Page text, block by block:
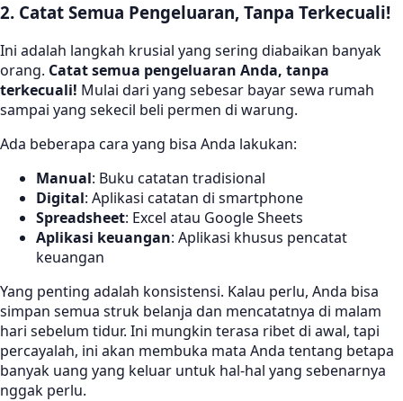
2. Catat Semua Pengeluaran, Tanpa Terkecuali!
Ini adalah langkah krusial yang sering diabaikan banyak
orang. Catat semua pengeluaran Anda, tanpa
terkecuali! Mulai dari yang sebesar bayar sewa rumah
sampai yang sekecil beli permen di warung.
Ada beberapa cara yang bisa Anda lakukan:
Manual: Buku catatan tradisional
Digital: Aplikasi catatan di smartphone
Spreadsheet: Excel atau Google Sheets
Aplikasi keuangan: Aplikasi khusus pencatat
keuangan
Yang penting adalah konsistensi. Kalau perlu, Anda bisa
simpan semua struk belanja dan mencatatnya di malam
hari sebelum tidur. Ini mungkin terasa ribet di awal, tapi
percayalah, ini akan membuka mata Anda tentang betapa
banyak uang yang keluar untuk hal-hal yang sebenarnya
nggak perlu.